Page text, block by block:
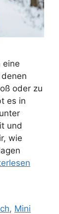
eine
oder zu
es in
und
wie
, Mini